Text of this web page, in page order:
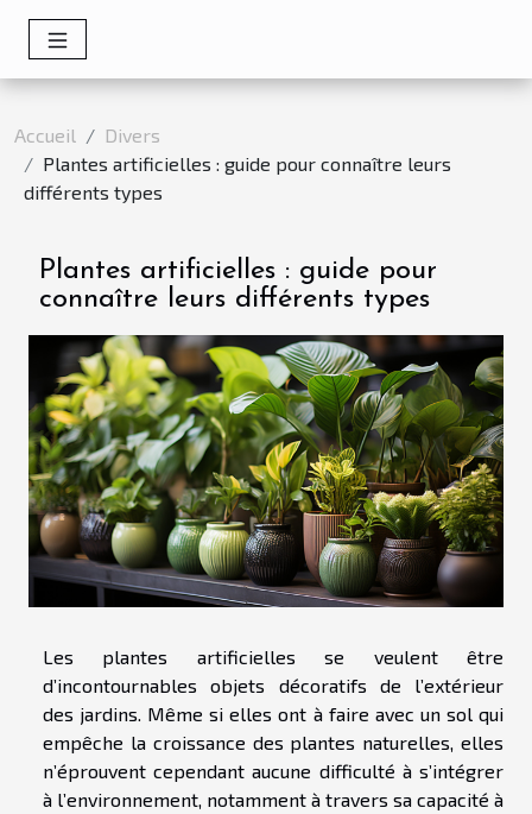
Accueil
Divers
Plantes artificielles : guide pour connaître leurs
différents types
Plantes artificielles : guide pour
connaître leurs différents types
Les plantes artificielles se veulent être
d’incontournables objets décoratifs de l’extérieur
des jardins. Même si elles ont à faire avec un sol qui
empêche la croissance des plantes naturelles, elles
n’éprouvent cependant aucune difficulté à s’intégrer
à l’environnement, notamment à travers sa capacité à